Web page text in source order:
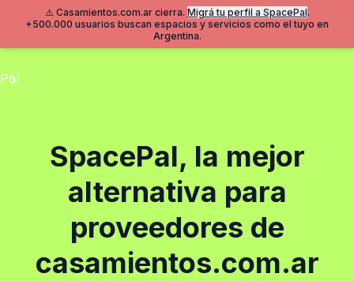
⚠️ Casamientos.com.ar cierra. Migrá tu perfil a SpacePal.
+500.000 usuarios buscan espacios y servicios como el tuyo en
Argentina.
SpacePal, la mejor
alternativa para
proveedores de
casamientos.com.ar